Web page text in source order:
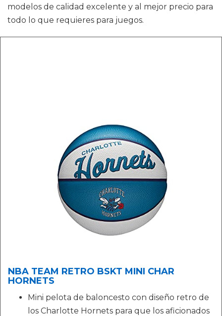
modelos de calidad excelente y al mejor precio para
todo lo que requieres para juegos.
NBA TEAM RETRO BSKT MINI CHAR
HORNETS
Mini pelota de baloncesto con diseño retro de
los Charlotte Hornets para que los aficionados